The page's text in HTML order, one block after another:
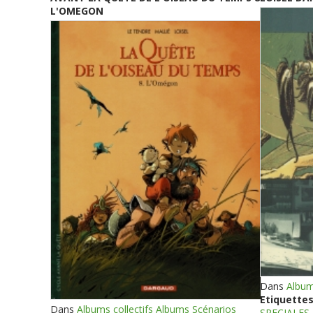
L'OMEGON
Dans Albums collectifs Albums Scénarios
Dans